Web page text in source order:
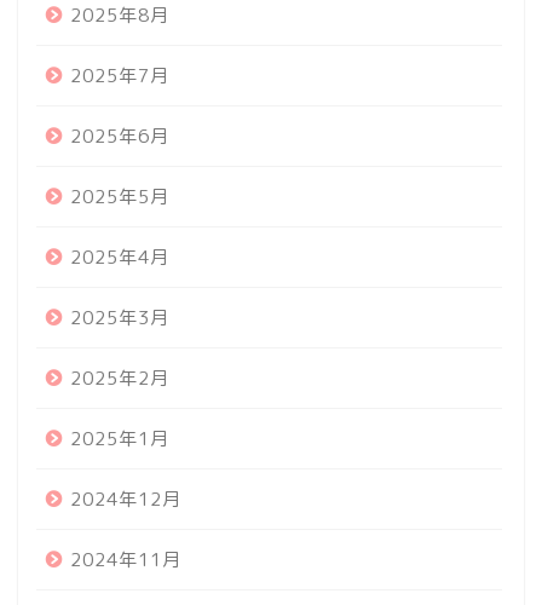
2025年8月
2025年7月
2025年6月
2025年5月
2025年4月
2025年3月
2025年2月
2025年1月
2024年12月
2024年11月